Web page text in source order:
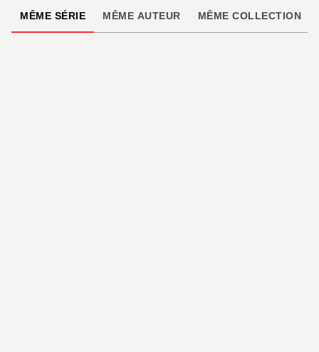
MÊME SÉRIE MÊME AUTEUR MÊME COLLECTION